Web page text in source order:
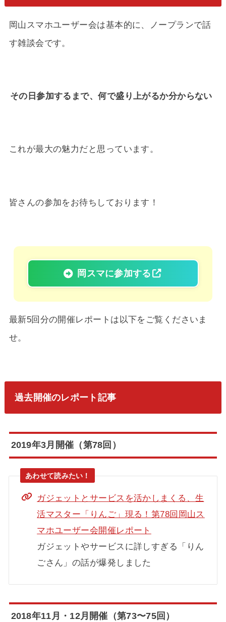
岡山スマホユーザー会は基本的に、ノープランで話
す雑談会です。
その日参加するまで、何で盛り上がるか分からない
これが最大の魅力だと思っています。
皆さんの参加をお待ちしております！
岡スマに参加する
最新5回分の開催レポートは以下をご覧くださいま
せ。
過去開催のレポート記事
2019年3月開催（第78回）
ガジェットとサービスを活かしまくる、生
活マスター「りんご」現る！第78回岡山ス
マホユーザー会開催レポート
ガジェットやサービスに詳しすぎる「りん
ごさん」の話が爆発しました
2018年11月・12月開催（第73〜75回）